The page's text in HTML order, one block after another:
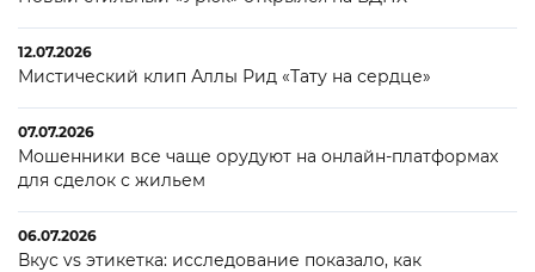
12.07.2026
Мистический клип Аллы Рид «Тату на сердце»
07.07.2026
Мошенники все чаще орудуют на онлайн-платформах
для сделок с жильем
06.07.2026
Вкус vs этикетка: исследование показало, как